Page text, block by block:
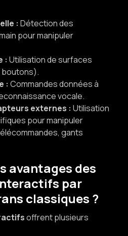
: Détection des
pour manipuler
: Utilisation de surfaces
: Commandes données à
vocale.
externes : Utilisation
pour manipuler
gants
avantages des
par
classiques ?
offrent plusieurs